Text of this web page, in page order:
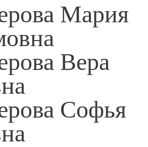
Мария
Вера
Софья